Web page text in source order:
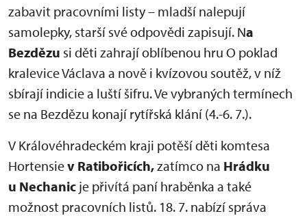
zabavit pracovními listy – mladší nalepují
samolepky, starší své odpovědi zapisují. Na
Bezdězu si děti zahrají oblíbenou hru O poklad
kralevice Václava a nově i kvízovou soutěž, v níž
sbírají indicie a luští šifru. Ve vybraných termínech
se na Bezdězu konají rytířská klání (4.-6. 7.).
V Královéhradeckém kraji potěší děti komtesa
Hortensiev Ratibořicích,zatímco na Hrádku
u Nechanic je přivítá paní hraběnka a také
možnost pracovních listů. 18. 7. nabízí správa